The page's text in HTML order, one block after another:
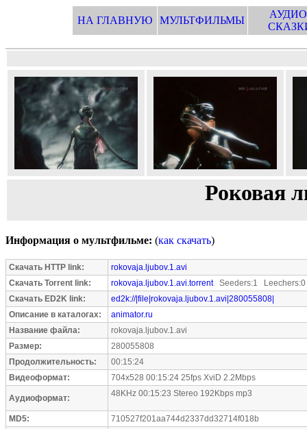
НА ГЛАВНУЮ МУЛЬТФИЛЬМЫ
Роковая
Информация о мультфильме: (как скачать)
Скачать HTTP link:
rokovaja.ljubov.1.avi
Скачать Torrent link:
rokovaja.ljubov.1.avi.torrentSeeders:1 Leechers:0
Скачать ED2K link:
ed2k://|file|rokovaja.ljubov.1.avi|280055808|
Описание в каталогах:
animator.ru
Название файла:
rokovaja.ljubov.1.avi
Размер:
280055808
Продолжительность:
00:15:24
Видеоформат:
704x528 00:15:24 25fps XviD 2.2Mbps
Аудиоформат: 48KHz 00:15:23 Stereo 192Kbps mp3
MD5:
710527f201aa744d2337dd32714f018b